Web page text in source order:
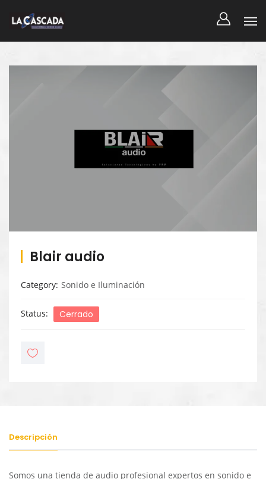
Blair audio
Category Sonido e Iluminación
Status Cerrado
Descripción
Somos una tienda de audio profesional expertos en sonido e